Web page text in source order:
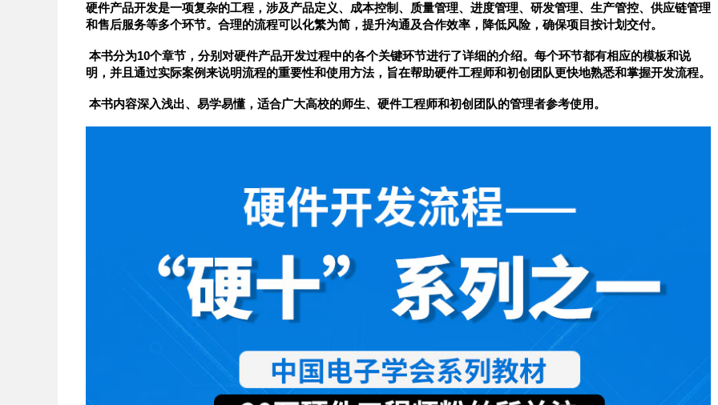
硬十定制周边
仪器仪表
硬十AI
宣传服务
视频课程
智能无人机
硬件产品开发是一项复杂的工程，涉及产品定义、成本控制、质量管理、进度管理、研发管理、生产管控、供应链管理
和售后服务等多个环节。合理的流程可以化繁为简，提升沟通及合作效率，降低风险，确保项目按计划交付。
明，并且通过实际案例来说明流程的重要性和使用方法，旨在帮助硬件工程师和初创团队更快地熟悉和掌握开发流程。
本书内容深入浅出、易学易懂，适合广大高校的师生、硬件工程师和初创团队的管理者参考使用。